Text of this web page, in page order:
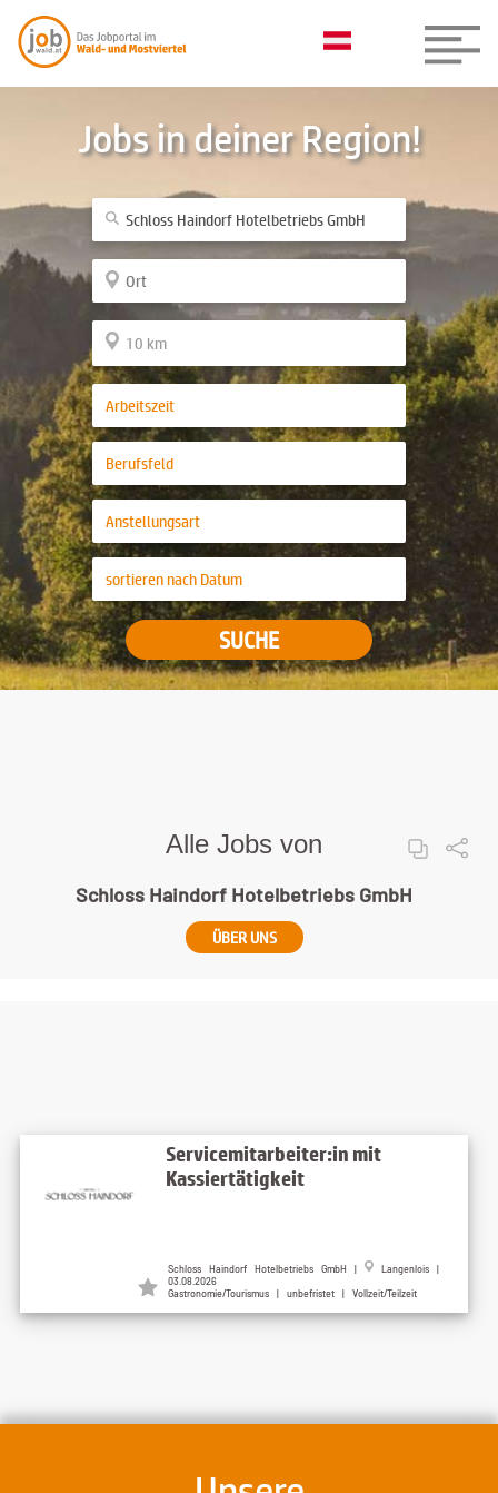
Jobs in deiner Region!
SUCHE
Alle Jobs von
Schloss Haindorf Hotelbetriebs GmbH
ÜBER UNS
Servicemitarbeiter:in mit
Kassiertätigkeit
Schloss Haindorf Hotelbetriebs GmbH |
Langenlois |
03.08.2026
Gastronomie/Tourismus | unbefristet | Vollzeit/Teilzeit